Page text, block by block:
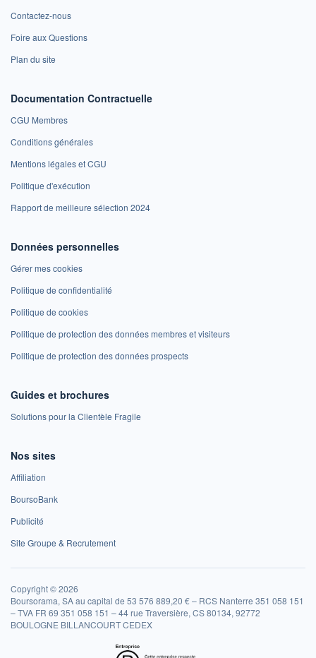
Contactez-nous
Foire aux Questions
Plan du site
Documentation Contractuelle
CGU Membres
Conditions générales
Mentions légales et CGU
Politique d'exécution
Rapport de meilleure sélection 2024
Données personnelles
Gérer mes cookies
Politique de confidentialité
Politique de cookies
Politique de protection des données membres et visiteurs
Politique de protection des données prospects
Guides et brochures
Solutions pour la Clientèle Fragile
Nos sites
Affiliation
BoursoBank
Publicité
Site Groupe & Recrutement
Copyright © 2026
Boursorama, SA au capital de 53 576 889,20 € – RCS Nanterre 351 058 151
– TVA FR 69 351 058 151 – 44 rue Traversière, CS 80134, 92772
BOULOGNE BILLANCOURT CEDEX